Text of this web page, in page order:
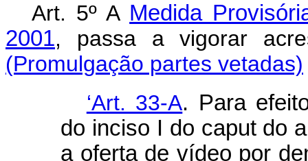
Art. 5º A Medida
2001, passa a vigorar
(Promulgação partes vetadas)
‘Art. 33-A. Para
do inciso I do caput do
a oferta de vídeo por